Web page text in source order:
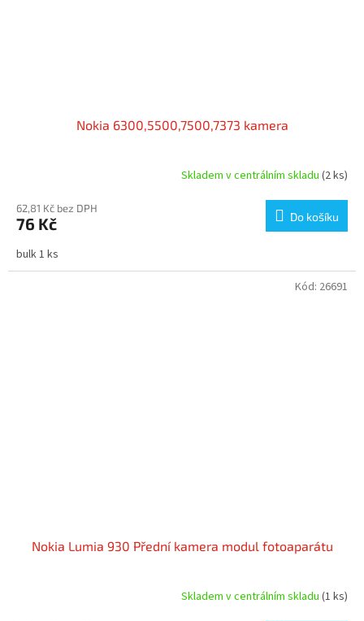
Nokia 6300,5500,7500,7373 kamera
Skladem v centrálním skladu (2 ks)
62,81 Kč bez DPH
76 Kč Do košíku
bulk 1 ks
Nokia Lumia 930 Přední kamera modul fotoaparátu
Skladem v centrálním skladu (1 ks)
Kód: 26691